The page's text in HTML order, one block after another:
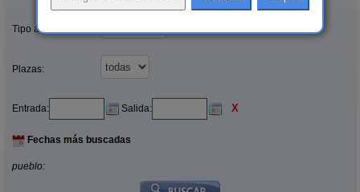
Tipo alquiler:
Plazas:
Entrada: Salida: X
Fechas más buscadas
pueblo: